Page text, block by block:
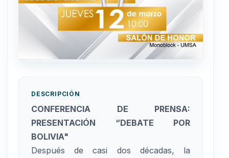
DESCRIPCIÓN
CONFERENCIA DE PRENSA:
PRESENTACIÓN “DEBATE POR
BOLIVIA"
Después de casi dos décadas, la